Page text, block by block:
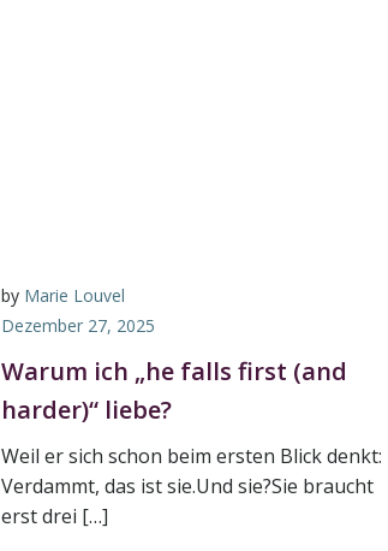
by Marie Louvel
Dezember 27, 2025
Warum ich „he falls first (and
harder)“ liebe?
Weil er sich schon beim ersten Blick denkt:
Verdammt, das ist sie.Und sie?Sie braucht
erst drei […]